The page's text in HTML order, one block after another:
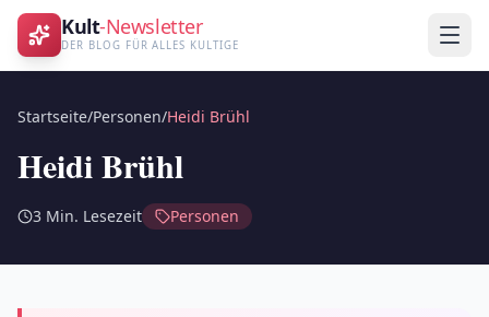
Kult-Newsletter
DER BLOG FÜR ALLES KULTIGE
Startseite/Personen/Heidi Brühl
Heidi Brühl
3 Min. Lesezeit Personen